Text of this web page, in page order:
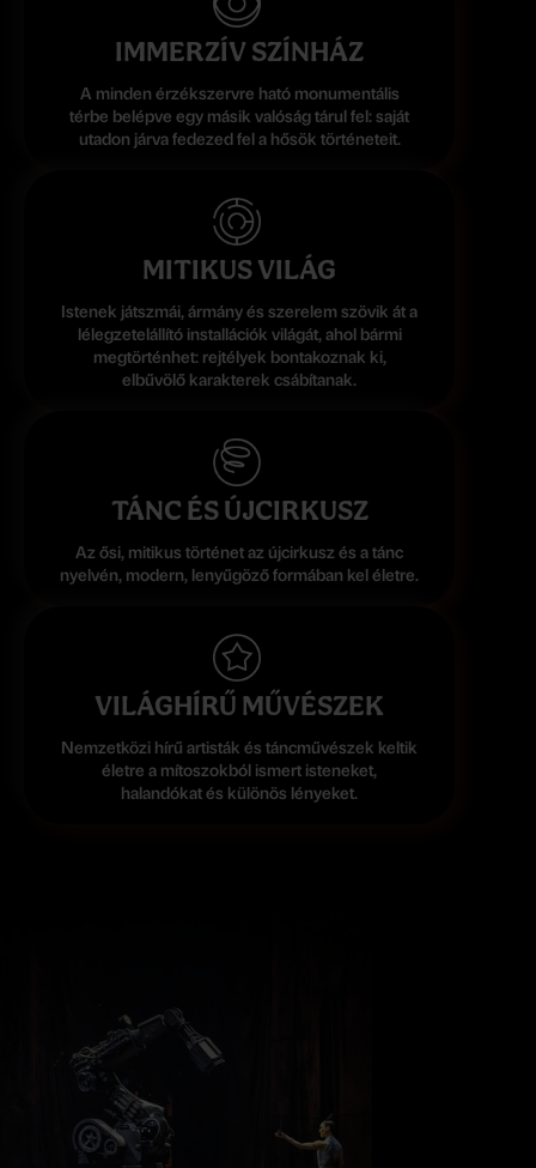
IMMERZÍV SZÍNHÁZ
A minden érzékszervre ható monumentális
térbe belépve egy másik valóság tárul fel: saját
utadon járva fedezed fel a hősök történeteit.
MITIKUS VILÁG
Istenek játszmái, ármány és szerelem szövik át a
lélegzetelállító installációk világát, ahol bármi
megtörténhet: rejtélyek bontakoznak ki,
elbűvölő karakterek csábítanak.
TÁNC ÉS ÚJCIRKUSZ
Az ősi, mitikus történet az újcirkusz és a tánc
nyelvén, modern, lenyűgöző formában kel életre.
VILÁGHÍRŰ MŰVÉSZEK
Nemzetközi hírű artisták és táncművészek keltik
életre a mítoszokból ismert isteneket,
halandókat és különös lényeket.